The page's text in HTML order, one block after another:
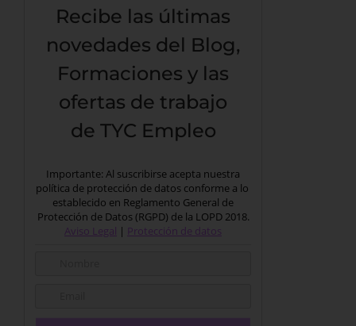
Recibe las últimas
novedades del Blog,
Formaciones y las
ofertas de trabajo
de TYC Empleo
Importante: Al suscribirse acepta nuestra
política de protección de datos conforme a lo
establecido en Reglamento General de
Protección de Datos (RGPD) de la LOPD 2018.
Aviso Legal | Protección de datos